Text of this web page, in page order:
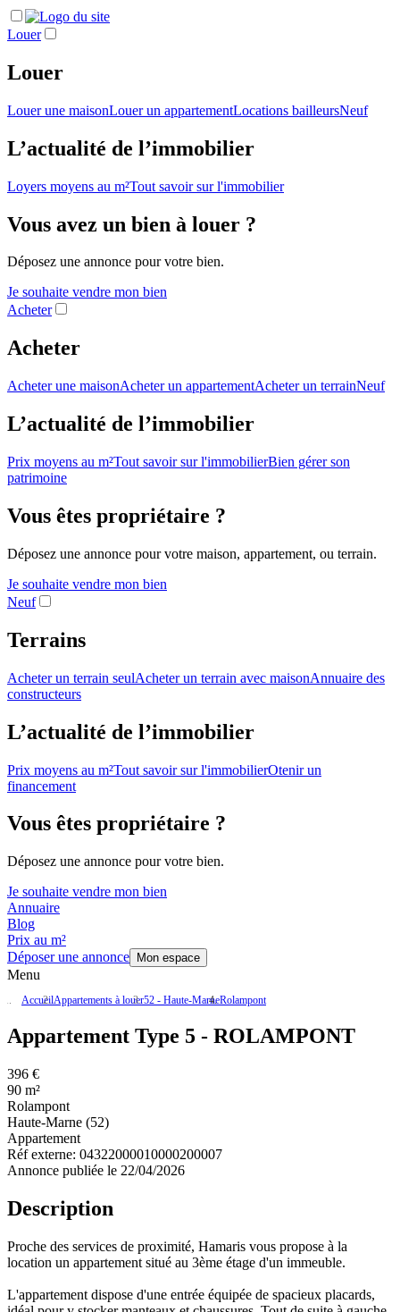
Louer
Louer
Louer une maisonLouer un appartementLocations bailleursNeuf
L’actualité de l’immobilier
Loyers moyens au m²Tout savoir sur l'immobilier
Vous avez un bien à louer ?
Déposez une annonce pour votre bien.
Je souhaite vendre mon bien
Acheter
Acheter
Acheter une maisonAcheter un appartementAcheter un terrainNeuf
L’actualité de l’immobilier
Prix moyens au m²Tout savoir sur l'immobilierBien gérer son
patrimoine
Vous êtes propriétaire ?
Déposez une annonce pour votre maison, appartement, ou terrain.
Je souhaite vendre mon bien
Neuf
Terrains
Acheter un terrain seulAcheter un terrain avec maisonAnnuaire des
constructeurs
L’actualité de l’immobilier
Prix moyens au m²Tout savoir sur l'immobilierOtenir un
financement
Vous êtes propriétaire ?
Déposez une annonce pour votre bien.
Je souhaite vendre mon bien
Annuaire
Blog
Prix au m²
Déposer une annonce
Mon espace
Menu
AccueilAppartements à louer52 - Haute-MarneRolampont
Appartement Type 5 - ROLAMPONT
396 €
90 m²
Rolampont
Haute-Marne (52)
Appartement
Réf externe: 04322000010000200007
Annonce publiée le 22/04/2026
Description
Proche des services de proximité, Hamaris vous propose à la
location un appartement situé au 3ème étage d'un immeuble.
L'appartement dispose d'une entrée équipée de spacieux placards,